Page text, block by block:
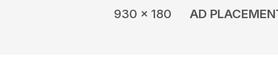
930 x 180 AD